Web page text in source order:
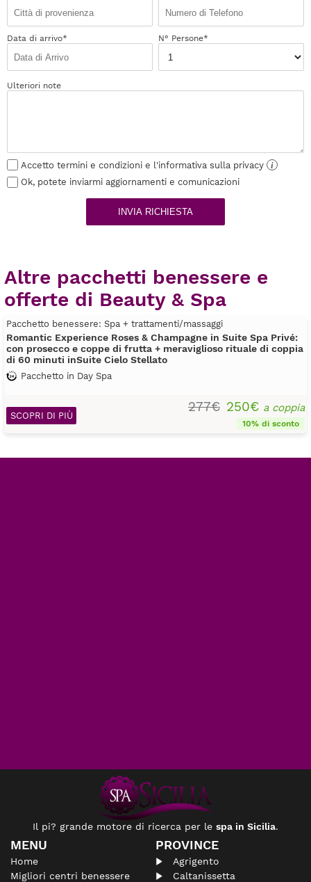
Data di arrivo* N° Persone*
Ulteriori note
Accetto termini e condizioni e l'informativa sulla privacy
i
Ok, potete inviarmi aggiornamenti e comunicazioni
INVIA RICHIESTA
Altre pacchetti benessere e
offerte di Beauty & Spa
Pacchetto benessere: Spa + trattamenti/massaggi
Romantic Experience Roses & Champagne in Suite Spa Privé:
con prosecco e coppe di frutta + meraviglioso rituale di coppia
di 60 minuti inSuite Cielo Stellato
Pacchetto in Day Spa
277€ 250€ a coppia
10% di sconto
SCOPRI DI PIÙ
Il pi? grande motore di ricerca per le spa in Sicilia.
MENU
Home
Migliori centri benessere
PROVINCE
Agrigento
Caltanissetta